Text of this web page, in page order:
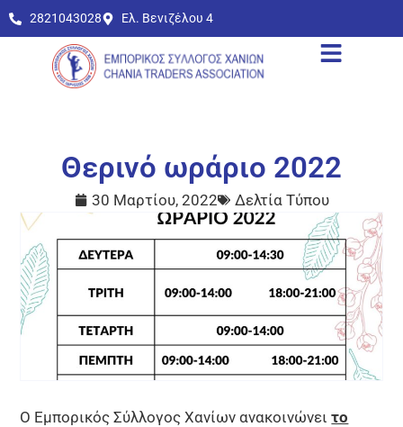
2821043028 Ελ. Βενιζέλου 4
Θερινό ωράριο 2022
30 Μαρτίου, 2022 Δελτία Τύπου
Ο Εμπορικός Σύλλογος Χανίων ανακοινώνειτο